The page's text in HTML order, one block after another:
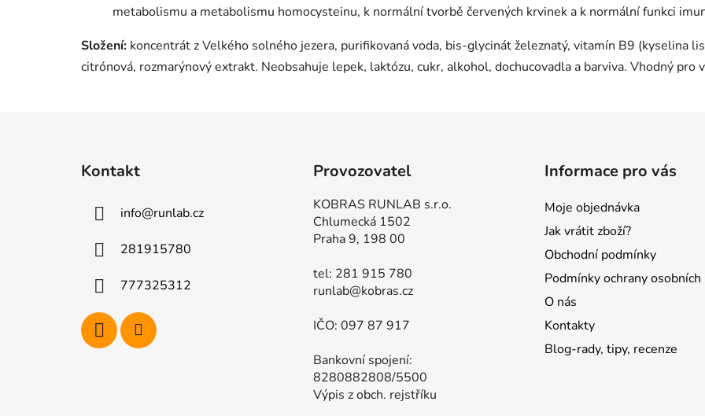
metabolismu a metabolismu homocysteinu, k normální tvorbě červených krvinek a k normální funkci
Složení: koncentrát z Velkého solného jezera, purifikovaná voda, bis-glycinát železnatý, vitamín B9 (kyselina
citrónová, rozmarýnový extrakt. Neobsahuje lepek, laktózu, cukr, alkohol, dochucovadla a barviva. Vhodný pro
Kontakt
info@runlab.cz
281915780
777325312
Provozovatel
KOBRAS RUNLAB s.r.o.
Chlumecká 1502
Praha 9, 198 00
tel: 281 915 780
runlab@kobras.cz
IČO: 097 87 917
Bankovní spojení:
8280882808/5500
Výpis z obch. rejstříku
Informace pro vás
Moje objednávka
Jak vrátit zboží?
Obchodní podmínky
Podmínky ochrany osobních
O nás
Kontakty
Blog-rady, tipy, recenze